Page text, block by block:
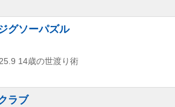
グソーパズル
14歳の世渡り術
ラブ